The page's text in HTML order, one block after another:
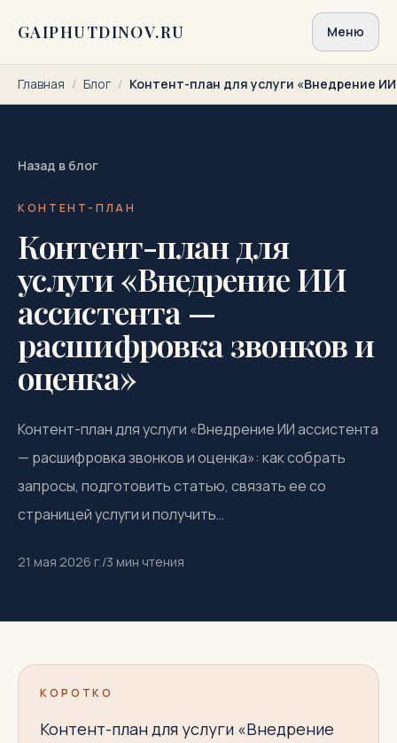
GAIPHUTDINOV.RU Меню
Главная / Блог / Контент-план для услуги «Внедрение
Назад в блог
КОНТЕНТ-ПЛАН
Контент-план для
услуги «Внедрение ИИ
ассистента —
расшифровка звонков и
оценка»
Контент-план для услуги «Внедрение ИИ ассистента
— расшифровка звонков и оценка»: как собрать
запросы, подготовить статью, связать ее со
страницей услуги и получить…
21 мая 2026 г./3 мин чтения
КОРОТКО
Контент-план для услуги «Внедрение